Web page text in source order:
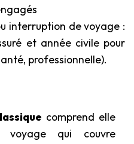
interruption de voyage :
et année civile pour
professionnelle).
comprend elle
voyage qui couvre